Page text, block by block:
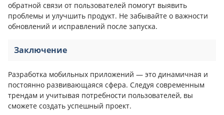
обратной связи от пользователей помогут выявить
проблемы и улучшить продукт. Не забывайте о важности
обновлений и исправлений после запуска.
Заключение
Разработка мобильных приложений — это динамичная и
постоянно развивающаяся сфера. Следуя современным
трендам и учитывая потребности пользователей, вы
сможете создать успешный проект.